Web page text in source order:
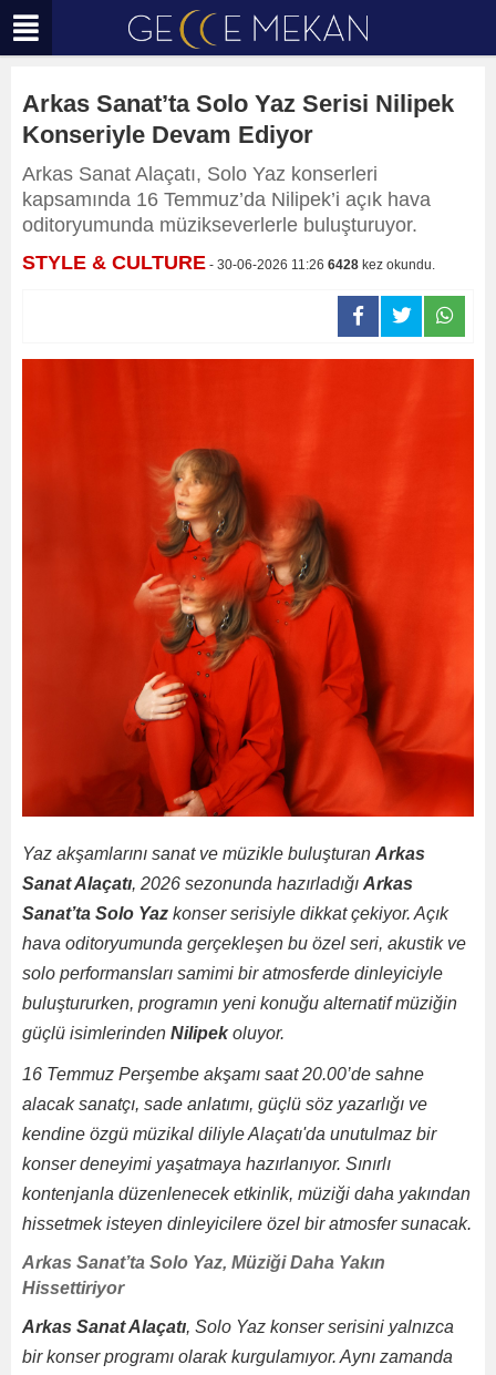
Arkas Sanat’ta Solo Yaz Serisi Nilipek
Konseriyle Devam Ediyor
Arkas Sanat Alaçatı, Solo Yaz konserleri
kapsamında 16 Temmuz’da Nilipek’i açık hava
oditoryumunda müzikseverlerle buluşturuyor.
STYLE & CULTURE - 30-06-2026 11:26 6428 kez okundu.
Yaz akşamlarını sanat ve müzikle buluşturan Arkas
Sanat Alaçatı, 2026 sezonunda hazırladığı Arkas
Sanat’ta Solo Yaz konser serisiyle dikkat çekiyor. Açık
hava oditoryumunda gerçekleşen bu özel seri, akustik ve
solo performansları samimi bir atmosferde dinleyiciyle
buluştururken, programın yeni konuğu alternatif müziğin
güçlü isimlerinden Nilipekoluyor.
16 Temmuz Perşembe akşamı saat 20.00’de sahne
alacak sanatçı, sade anlatımı, güçlü söz yazarlığı ve
kendine özgü müzikal diliyle Alaçatı'da unutulmaz bir
konser deneyimi yaşatmaya hazırlanıyor. Sınırlı
kontenjanla düzenlenecek etkinlik, müziği daha yakından
hissetmek isteyen dinleyicilere özel bir atmosfer sunacak.
Arkas Sanat’ta Solo Yaz, Müziği Daha Yakın
Hissettiriyor
Arkas Sanat Alaçatı, Solo Yaz konser serisini yalnızca
bir konser programı olarak kurgulamıyor. Aynı zamanda